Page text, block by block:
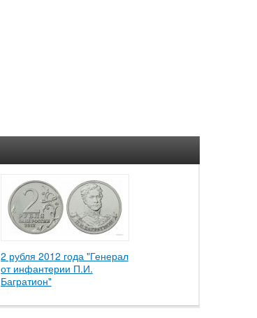
2 рубля 2012 года "Генерал
от инфантерии П.И.
Багратион"